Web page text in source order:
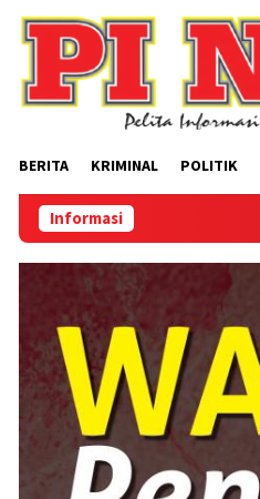
BERITA KRIMINAL POLITIK
Informasi